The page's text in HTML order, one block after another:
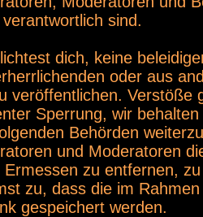
sind.
dich, keine
oder aus
veröffentlichen. Verstöße
Sperrung, wir
Behörden
und Moderatoren
Ermessen zu entfernen,
zu, dass die im
gespeichert werden.